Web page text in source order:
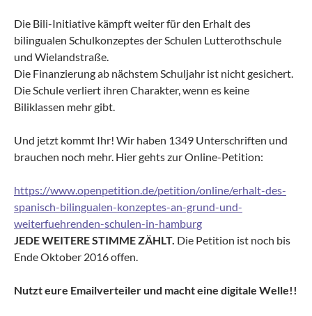
Die Bili-Initiative kämpft weiter für den Erhalt des
bilingualen Schulkonzeptes der Schulen Lutterothschule
und Wielandstraße.
Die Finanzierung ab nächstem Schuljahr ist nicht gesichert.
Die Schule verliert ihren Charakter, wenn es keine
Biliklassen mehr gibt.
Und jetzt kommt Ihr! Wir haben 1349 Unterschriften und
brauchen noch mehr. Hier gehts zur Online-Petition:
https://www.openpetition.de/petition/online/erhalt-des-
spanisch-bilingualen-konzeptes-an-grund-und-
weiterfuehrenden-schulen-in-hamburg
JEDE WEITERE STIMME ZÄHLT. Die Petition ist noch bis
Ende Oktober 2016 offen.
Nutzt eure Emailverteiler und macht eine digitale Welle!!